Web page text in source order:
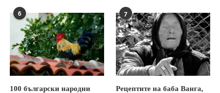
6
100 български народни
7
Рецептите на баба Ванга,